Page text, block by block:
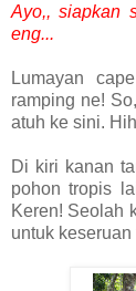
Ayo,, siapkan
eng...
Lumayan
ramping ne!
atuh ke sini.
Di kiri kanan
pohon tropis
Keren! Seolah
untuk